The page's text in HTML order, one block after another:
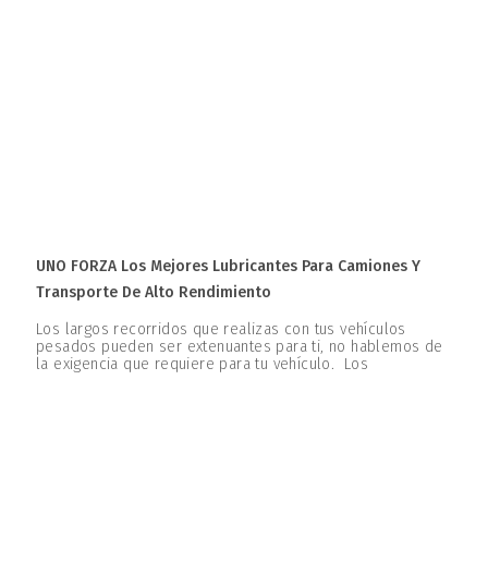
UNO FORZA Los Mejores Lubricantes Para Camiones Y
Transporte De Alto Rendimiento
Los largos recorridos que realizas con tus vehículos
pesados pueden ser extenuantes para ti, no hablemos de
la exigencia que requiere para tu vehículo. Los